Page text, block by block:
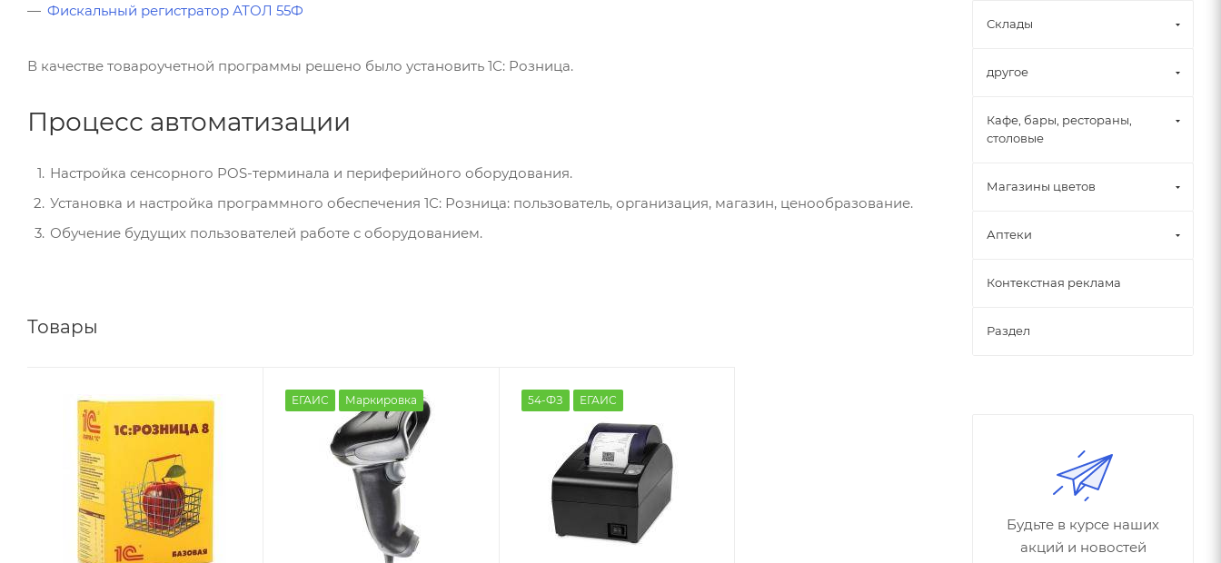
Фискальный регистратор АТОЛ 55Ф
В качестве товароучетной программы решено было установить 1С: Розница.
Процесс автоматизации
Настройка сенсорного POS-терминала и периферийного оборудования.
Установка и настройка программного обеспечения 1С: Розница: пользователь, организация, магазин, ценообразование.
Обучение будущих пользователей работе с оборудованием.
Товары
ЕГАИС Маркировка 54-ФЗ ЕГАИС
Склады
другое
Кафе, бары, рестораны,
столовые
Магазины цветов
Аптеки
Контекстная реклама
Раздел
Будьте в курсе наших
акций и новостей